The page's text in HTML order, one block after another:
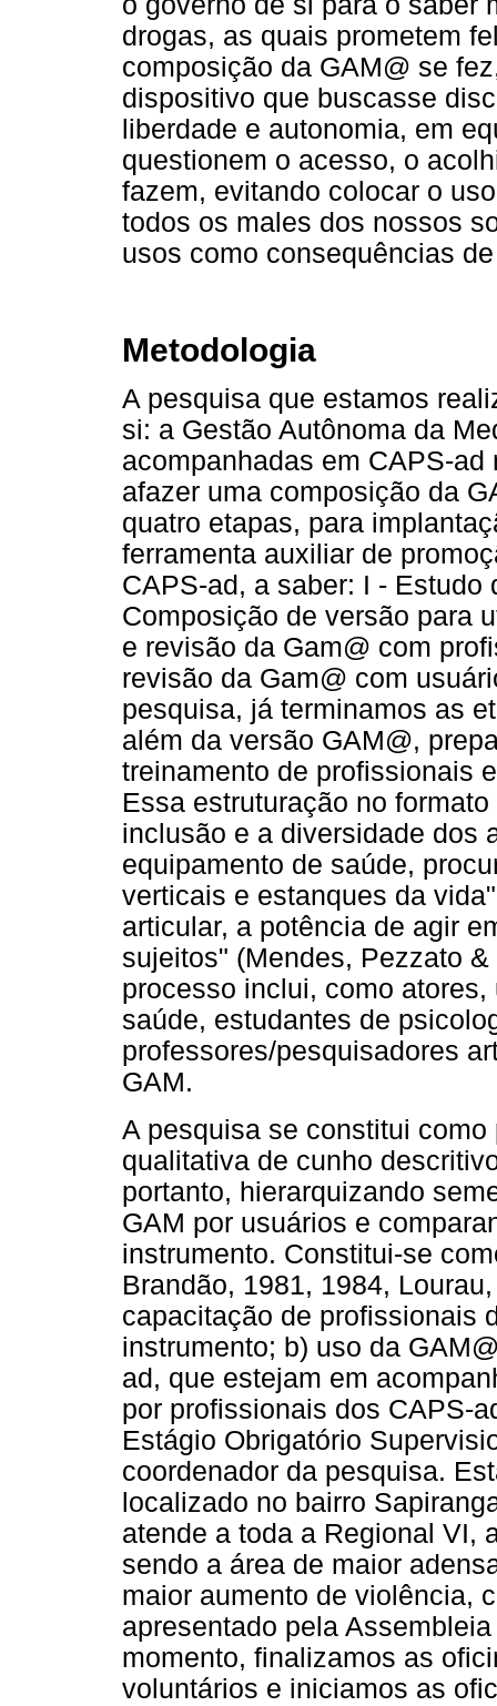
drogas, as quais prometem
composição da GAM@ se
dispositivo que buscasse
liberdade e autonomia, em
questionem o acesso, o
fazem, evitando colocar o
todos os males dos nossos
usos como consequências
Metodologia
A pesquisa que estamos
si: a Gestão Autônoma da
acompanhadas em CAPS-
afazer uma composição da
quatro etapas, para
ferramenta auxiliar de
CAPS-ad, a saber: I -
Composição de versão para
e revisão da Gam@ com
revisão da Gam@ com
pesquisa, já terminamos as
além da versão GAM@,
treinamento de profissionais
Essa estruturação no
inclusão e a diversidade dos
equipamento de saúde,
verticais e estanques da
articular, a potência de agir
sujeitos" (Mendes, Pezzato
processo inclui, como
saúde, estudantes de
professores/pesquisadores
GAM.
A pesquisa se constitui
qualitativa de cunho
portanto, hierarquizando
GAM por usuários e
instrumento. Constitui-se
Brandão, 1981, 1984,
capacitação de profissionais
instrumento; b) uso da
ad, que estejam em
por profissionais dos CAPS-
Estágio Obrigatório
coordenador da pesquisa.
localizado no bairro
atende a toda a Regional VI,
sendo a área de maior
maior aumento de violência,
apresentado pela
momento, finalizamos as
voluntários e iniciamos as